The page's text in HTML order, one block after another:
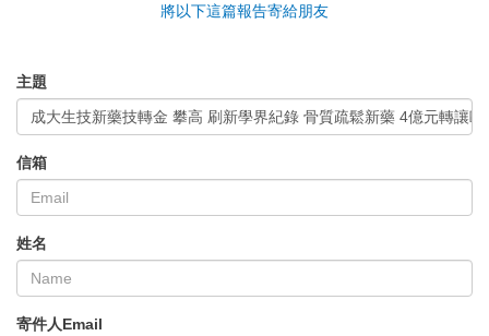
將以下這篇報告寄給朋友
主題
成大生技新藥技轉金 攀高 刷新學界紀錄 骨質疏鬆新藥 4億元轉讓
信箱
姓名
寄件人Email